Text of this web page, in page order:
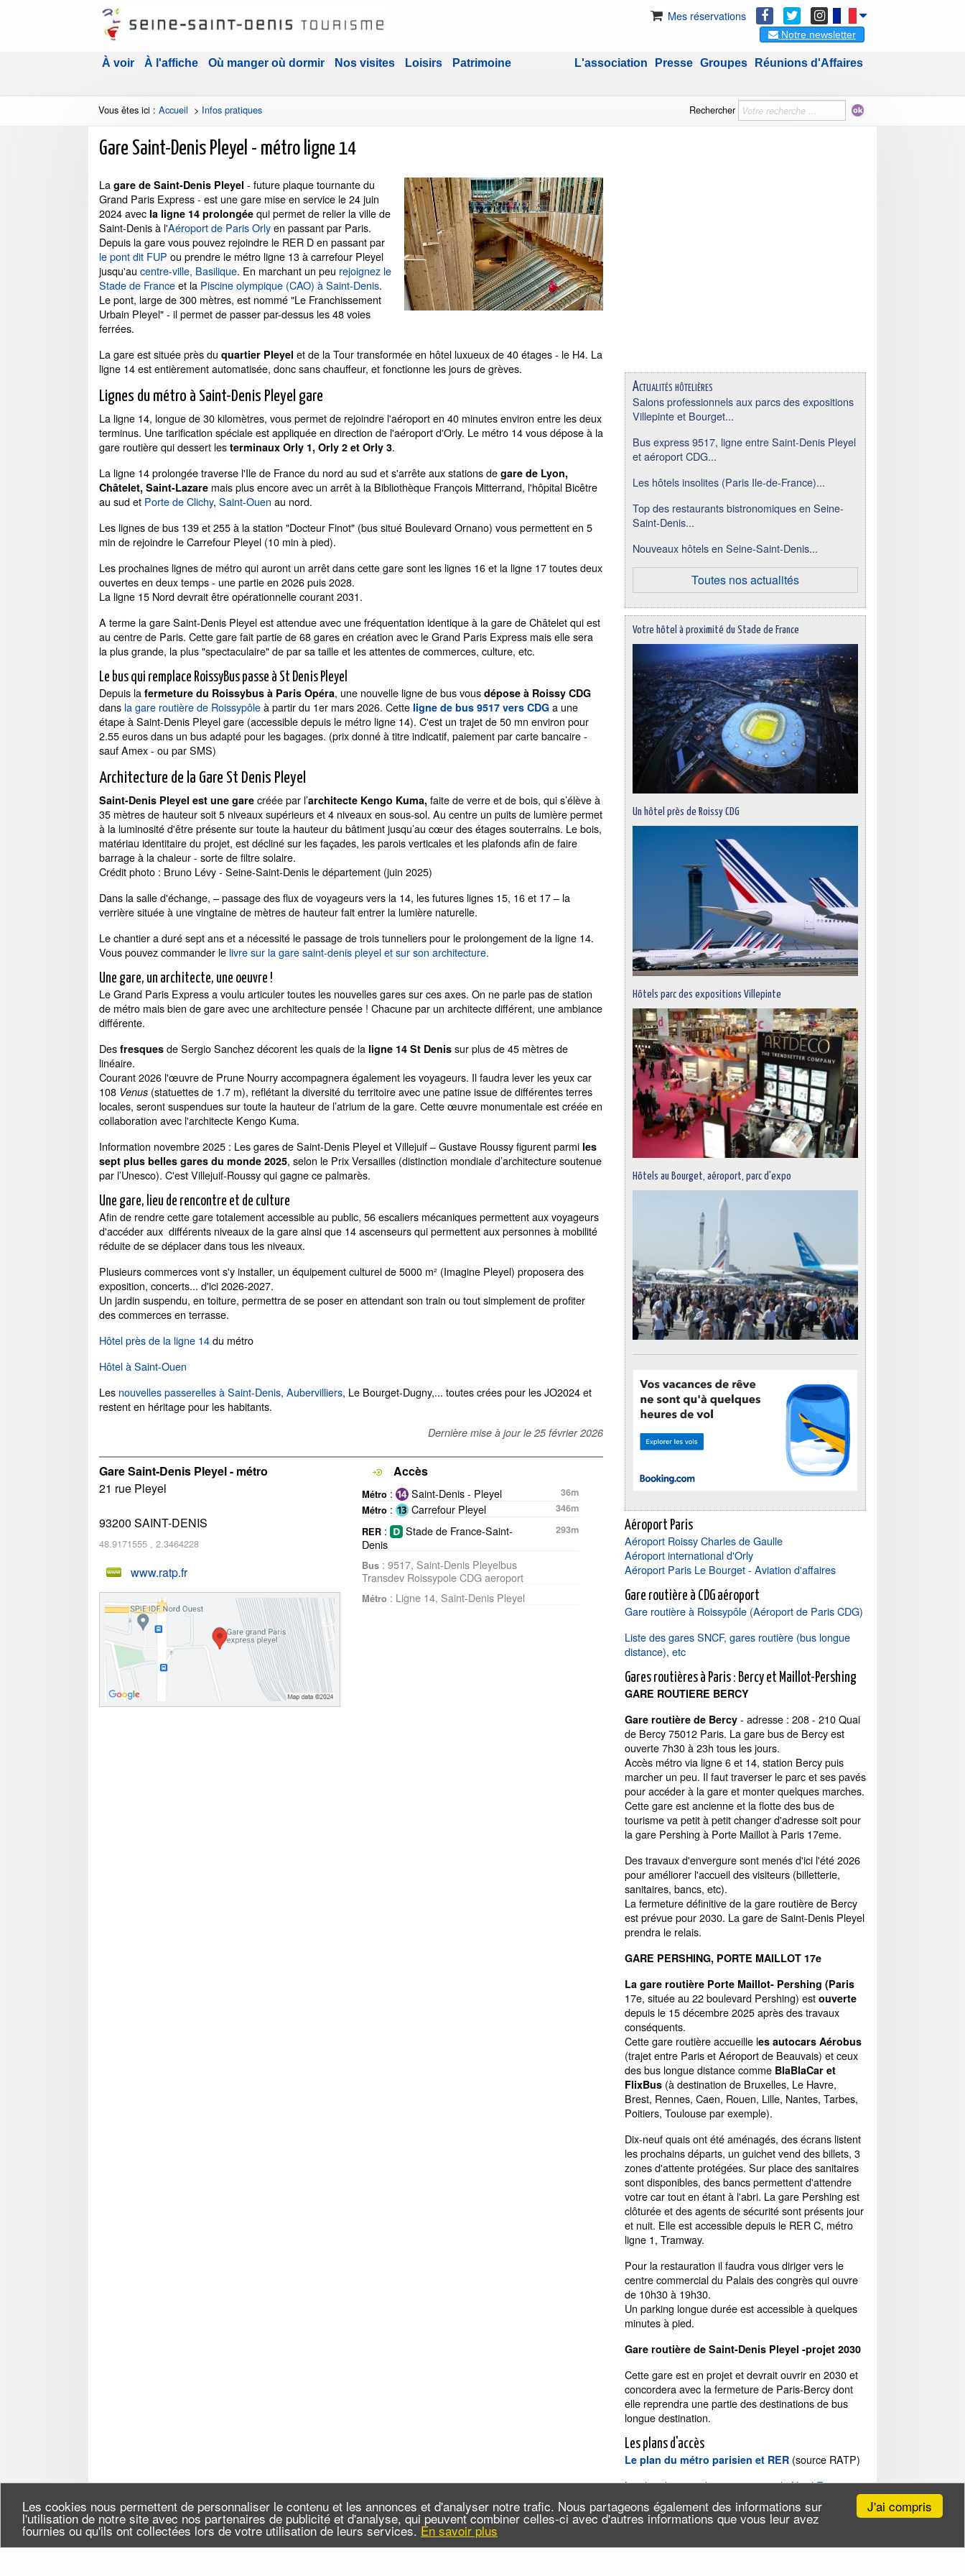
J'ai compris
Les cookies nous permettent de personnaliser le contenu et les annonces et d'analyser notre trafic. Nous partageons également des informations sur
l'utilisation de notre site avec nos partenaires de publicité et d'analyse, qui peuvent combiner celles-ci avec d'autres informations que vous leur avez
fournies ou qu'ils ont collectées lors de votre utilisation de leurs services. En savoir plus
Mes réservations
Notre newsletter
À voir À l'affiche Où manger où dormir Nos visites Loisirs Patrimoine Réunions d'Affaires
Groupes
Presse
L'association
Vous êtes ici : Accueil > Infos pratiques Rechercher
Gare Saint-Denis Pleyel - métro ligne 14
La gare de Saint-Denis Pleyel - future plaque tournante du
Grand Paris Express - est une gare mise en service le 24 juin
2024 avec la ligne 14 prolongée qui permet de relier la ville de
Saint-Denis à l'Aéroport de Paris Orlyen passant par Paris.
Depuis la gare vous pouvez rejoindre le RER D en passant par
le pont dit FUP ou prendre le métro ligne 13 à carrefour Pleyel
jusqu'au centre-ville, Basilique. En marchant un peu rejoignez le
Stade de Franceet la Piscine olympique (CAO) à Saint-Denis.
Le pont, large de 300 mètres, est nommé "Le Franchissement
Urbain Pleyel" - il permet de passer par-dessus les 48 voies
ferrées.
La gare est située près du quartier Pleyel et de la Tour transformée en hôtel luxueux de 40 étages - le H4. La
ligne 14 est entièrement automatisée, donc sans chauffeur, et fonctionne les jours de grèves.
Lignes du métro à Saint-Denis Pleyel gare
La ligne 14, longue de 30 kilomètres, vous permet de rejoindre l'aéroport en 40 minutes environ entre les deux
terminus. Une tarification spéciale est appliquée en direction de l'aéroport d'Orly. Le métro 14 vous dépose à la
gare routière qui dessert les terminaux Orly 1, Orly 2 et Orly 3.
La ligne 14 prolongée traverse l'Ile de France du nord au sud et s'arrête aux stations de gare de Lyon,
Châtelet, Saint-Lazare mais plus encore avec un arrêt à la Bibliothèque François Mitterrand, l'hôpital Bicêtre
au sud et Porte de Clichy, Saint-Ouen au nord.
Les lignes de bus 139 et 255 à la station "Docteur Finot" (bus situé Boulevard Ornano) vous permettent en 5
min de rejoindre le Carrefour Pleyel (10 min à pied).
Les prochaines lignes de métro qui auront un arrêt dans cette gare sont les lignes 16 et la ligne 17 toutes deux
ouvertes en deux temps - une partie en 2026 puis 2028.
La ligne 15 Nord devrait être opérationnelle courant 2031.
A terme la gare Saint-Denis Pleyel est attendue avec une fréquentation identique à la gare de Châtelet qui est
au centre de Paris. Cette gare fait partie de 68 gares en création avec le Grand Paris Express mais elle sera
la plus grande, la plus "spectaculaire" de par sa taille et les attentes de commerces, culture, etc.
Le bus qui remplace RoissyBus passe à St Denis Pleyel
Depuis la fermeture du Roissybus à Paris Opéra, une nouvelle ligne de bus vous dépose à Roissy CDG
dans la gare routière de Roissypôleà partir du 1er mars 2026. Cette ligne de bus 9517 vers CDG a une
étape à Saint-Denis Pleyel gare (accessible depuis le métro ligne 14). C'est un trajet de 50 mn environ pour
2.55 euros dans un bus adapté pour les bagages. (prix donné à titre indicatif, paiement par carte bancaire -
sauf Amex - ou par SMS)
Architecture de la Gare St Denis Pleyel
Saint-Denis Pleyel est une gare créée par l’architecte Kengo Kuma, faite de verre et de bois, qui s’élève à
35 mètres de hauteur soit 5 niveaux supérieurs et 4 niveaux en sous-sol. Au centre un puits de lumière permet
à la luminosité d'être présente sur toute la hauteur du bâtiment jusqu’au cœur des étages souterrains. Le bois,
matériau identitaire du projet, est décliné sur les façades, les parois verticales et les plafonds afin de faire
barrage à la chaleur - sorte de filtre solaire.
Crédit photo : Bruno Lévy - Seine-Saint-Denis le département (juin 2025)
Dans la salle d'échange, – passage des flux de voyageurs vers la 14, les futures lignes 15, 16 et 17 – la
verrière située à une vingtaine de mètres de hauteur fait entrer la lumière naturelle.
Le chantier a duré sept ans et a nécessité le passage de trois tunneliers pour le prolongement de la ligne 14.
Vous pouvez commander le livre sur la gare saint-denis pleyel et sur son architecture.
Une gare, un architecte, une oeuvre !
Le Grand Paris Express a voulu articuler toutes les nouvelles gares sur ces axes. On ne parle pas de station
de métro mais bien de gare avec une architecture pensée ! Chacune par un architecte différent, une ambiance
différente.
Des fresques de Sergio Sanchez décorent les quais de la ligne 14 St Denis sur plus de 45 mètres de
linéaire.
Courant 2026 l'œuvre de Prune Nourry accompagnera également les voyageurs. Il faudra lever les yeux car
108 Venus (statuettes de 1.7 m), reflétant la diversité du territoire avec une patine issue de différentes terres
locales, seront suspendues sur toute la hauteur de l’atrium de la gare. Cette œuvre monumentale est créée en
collaboration avec l'architecte Kengo Kuma.
Information novembre 2025 : Les gares de Saint-Denis Pleyel et Villejuif – Gustave Roussy figurent parmi les
sept plus belles gares du monde 2025, selon le Prix Versailles (distinction mondiale d’architecture soutenue
par l’Unesco). C'est Villejuif-Roussy qui gagne ce palmarès.
Une gare, lieu de rencontre et de culture
Afin de rendre cette gare totalement accessible au public, 56 escaliers mécaniques permettent aux voyageurs
d'accéder aux différents niveaux de la gare ainsi que 14 ascenseurs qui permettent aux personnes à mobilité
réduite de se déplacer dans tous les niveaux.
Plusieurs commerces vont s'y installer, un équipement culturel de 5000 m² (Imagine Pleyel) proposera des
exposition, concerts... d'ici 2026-2027.
Un jardin suspendu, en toiture, permettra de se poser en attendant son train ou tout simplement de profiter
des commerces en terrasse.
Hôtel près de la ligne 14du métro
Hôtel à Saint-Ouen
Les nouvelles passerelles à Saint-Denis, Aubervilliers, Le Bourget-Dugny,... toutes crées pour les JO2024 et
restent en héritage pour les habitants.
Dernière mise à jour le 25 février 2026
Gare Saint-Denis Pleyel - métro
21 rue Pleyel
93200 SAINT-DENIS
48.9171555 , 2.3464228
www.ratp.fr
Accès
Métro : Saint-Denis - Pleyel
36m
Métro : Carrefour Pleyel
346m
RER :
Stade de France-Saint-
Denis
293m
Bus : 9517, Saint-Denis Pleyelbus
Transdev Roissypole CDG aeroport
Métro : Ligne 14, Saint-Denis Pleyel
Actualités hôtelières
Salons professionnels aux parcs des expositions
Villepinte et Bourget...
Bus express 9517, ligne entre Saint-Denis Pleyel
et aéroport CDG...
Les hôtels insolites (Paris Ile-de-France)...
Top des restaurants bistronomiques en Seine-
Saint-Denis...
Nouveaux hôtels en Seine-Saint-Denis...
Toutes nos actualités
Votre hôtel à proximité du Stade de France
Un hôtel près de Roissy CDG
Hôtels parc des expositions Villepinte
Hôtels au Bourget, aéroport, parc d'expo
Aéroport Paris
Aéroport Roissy Charles de Gaulle
Aéroport international d'Orly
Aéroport Paris Le Bourget - Aviation d'affaires
Gare routière à CDG aéroport
Gare routière à Roissypôle (Aéroport de Paris CDG)
Liste des gares SNCF, gares routière (bus longue
distance), etc
Gares routières à Paris : Bercy et Maillot-Pershing
GARE ROUTIERE BERCY
Gare routière de Bercy - adresse : 208 - 210 Quai
de Bercy 75012 Paris. La gare bus de Bercy est
ouverte 7h30 à 23h tous les jours.
Accès métro via ligne 6 et 14, station Bercy puis
marcher un peu. Il faut traverser le parc et ses pavés
pour accéder à la gare et monter quelques marches.
Cette gare est ancienne et la flotte des bus de
tourisme va petit à petit changer d'adresse soit pour
la gare Pershing à Porte Maillot à Paris 17eme.
Des travaux d'envergure sont menés d'ici l'été 2026
pour améliorer l'accueil des visiteurs (billetterie,
sanitaires, bancs, etc).
La fermeture définitive de la gare routière de Bercy
est prévue pour 2030. La gare de Saint-Denis Pleyel
prendra le relais.
GARE PERSHING, PORTE MAILLOT 17e
La gare routière Porte Maillot- Pershing (Paris
17e, située au 22 boulevard Pershing) estouverte
depuis le 15 décembre 2025 après des travaux
conséquents.
Cette gare routière accueille les autocars Aérobus
(trajet entre Paris et Aéroport de Beauvais) et ceux
des bus longue distance comme BlaBlaCar et
FlixBus (à destination de Bruxelles, Le Havre,
Brest, Rennes, Caen, Rouen, Lille, Nantes, Tarbes,
Poitiers, Toulouse par exemple).
Dix-neuf quais ont été aménagés, des écrans listent
les prochains départs, un guichet vend des billets, 3
zones d'attente protégées. Sur place des sanitaires
sont disponibles, des bancs permettent d'attendre
votre car tout en étant à l'abri. La gare Pershing est
clôturée et des agents de sécurité sont présents jour
et nuit. Elle est accessible depuis le RER C, métro
ligne 1, Tramway.
Pour la restauration il faudra vous diriger vers le
centre commercial du Palais des congrès qui ouvre
de 10h30 à 19h30.
Un parking longue durée est accessible à quelques
minutes à pied.
Gare routière de Saint-Denis Pleyel -projet 2030
Cette gare est en projet et devrait ouvrir en 2030 et
concordera avec la fermeture de Paris-Bercy dont
elle reprendra une partie des destinations de bus
longue destination.
Les plans d'accès
Le plan du métro parisien et RER (source RATP)
Le plan des grands axes routiers du Nord Est
Parisien
et grands sites. (PDF)
Laissez ses valises dans une consigne à Paris